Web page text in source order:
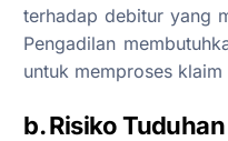
terhadap debitur yang
Pengadilan
untuk memproses klaim
b. Risiko